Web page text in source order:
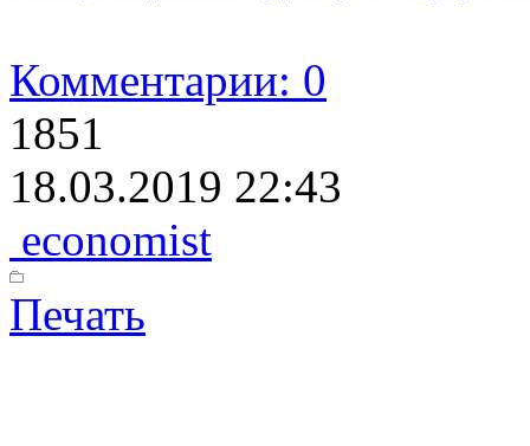
Комментарии: 0
1851
18.03.2019 22:43
economist
Печать